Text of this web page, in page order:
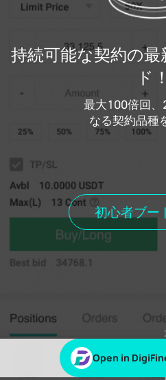
登録
ポジションを保持します 現在の
現在位置 すべてのポジション
％sまたは％sこのコンテンツを
持続可能な契約の
ド！
最大100倍回
なる契約品種
初心者ブー
Open in